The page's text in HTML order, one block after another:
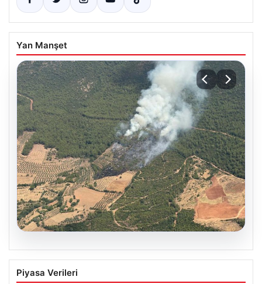
Yan Manşet
Muğla Yatağan’da Orman Yangını
Kontrol Altında
Piyasa Verileri